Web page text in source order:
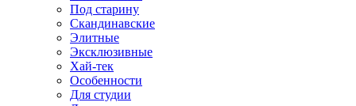
Под старину
Скандинавские
Элитные
Эксклюзивные
Хай-тек
Особенности
Для студии